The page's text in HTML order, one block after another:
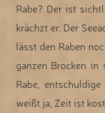
Rabe? Der ist
krächzt er. Der
lässt den Raben
ganzen Brocken in
Rabe,
weißt ja, Zeit ist